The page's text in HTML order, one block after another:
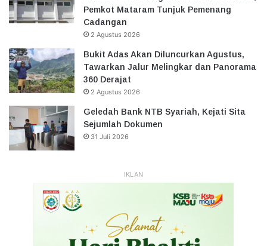
Pemkot Mataram Tunjuk Pemenang
Cadangan
2 Agustus 2026
Bukit Adas Akan Diluncurkan Agustus,
Tawarkan Jalur Melingkar dan Panorama
360 Derajat
2 Agustus 2026
Geledah Bank NTB Syariah, Kejati Sita
Sejumlah Dokumen
31 Juli 2026
IKLAN